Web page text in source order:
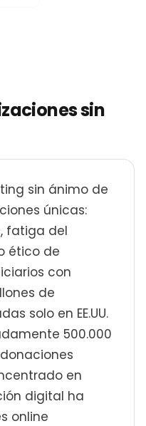
sin
sin ánimo de
únicas:
fatiga del
ético de
con
de
solo en EE.UU.
500.000
en
digital ha
online